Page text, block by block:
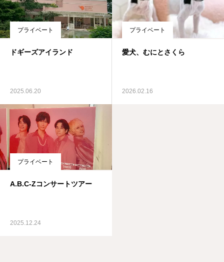
プライベート
ドギーズアイランド
2025.06.20
プライベート
愛犬、むにとさくら
2026.02.16
プライベート
A.B.C-Zコンサートツアー
2025.12.24